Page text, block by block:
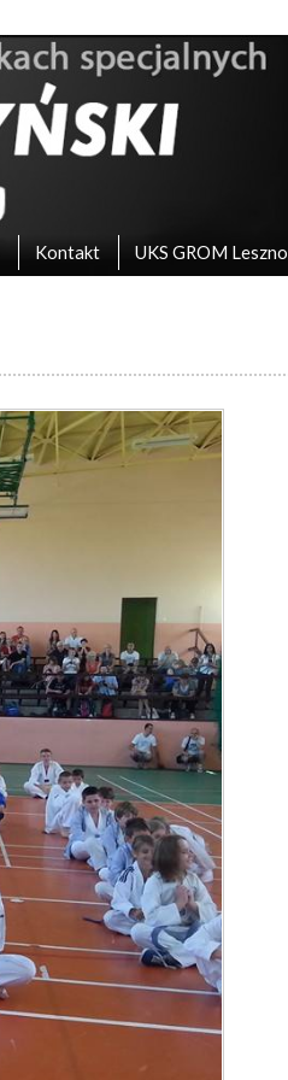
Kontakt UKS GROM Leszno